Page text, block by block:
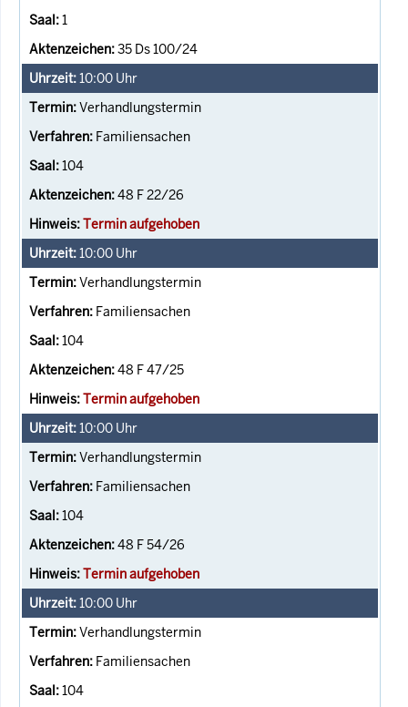
1
35 Ds 100/24
10:00 Uhr
Verhandlungstermin
Familiensachen
104
48 F 22/26
Termin aufgehoben
10:00 Uhr
Verhandlungstermin
Familiensachen
104
48 F 47/25
Termin aufgehoben
10:00 Uhr
Verhandlungstermin
Familiensachen
104
48 F 54/26
Termin aufgehoben
10:00 Uhr
Verhandlungstermin
Familiensachen
104